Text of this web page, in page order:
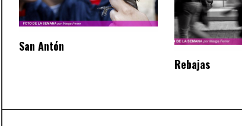
San Antón
Rebajas